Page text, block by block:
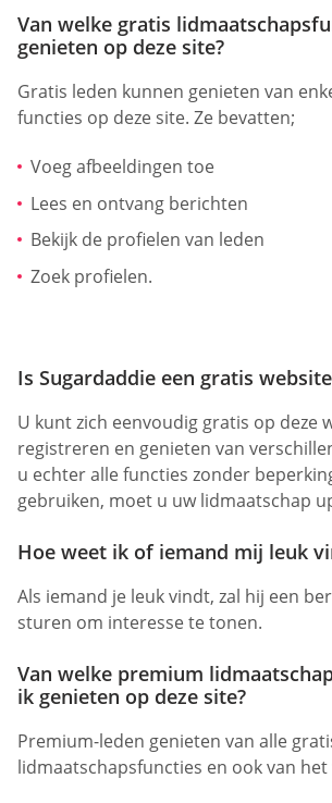
Van welke gratis
genieten op deze site?
Gratis leden kunnen genieten van
functies op deze site. Ze bevatten;
Voeg afbeeldingen toe
Lees en ontvang berichten
Bekijk de profielen van leden
Zoek profielen.
Is Sugardaddie een gratis
U kunt zich eenvoudig gratis op deze
registreren en genieten van
u echter alle functies zonder
gebruiken, moet u uw lidmaatschap
Hoe weet ik of iemand mij leuk
Als iemand je leuk vindt, zal hij een
sturen om interesse te tonen.
Van welke premium
ik genieten op deze site?
Premium-leden genieten van alle
lidmaatschapsfuncties en ook van het